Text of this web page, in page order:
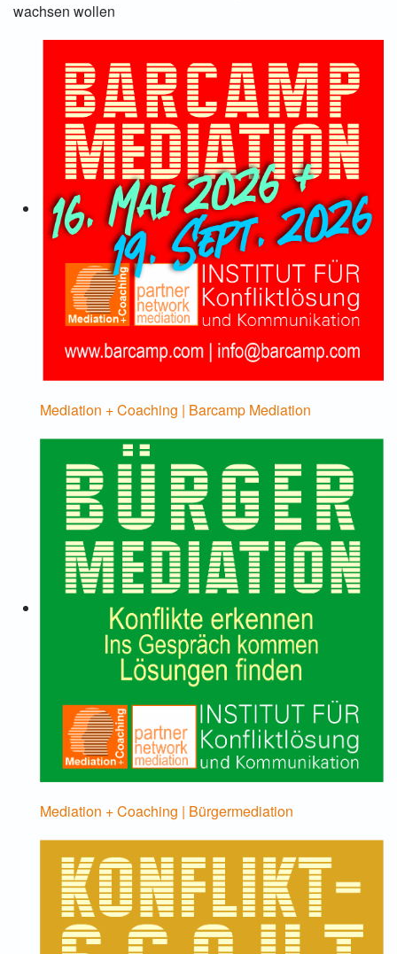
wachsen wollen
Mediation + Coaching | Barcamp Mediation
Mediation + Coaching | Bürgermediation